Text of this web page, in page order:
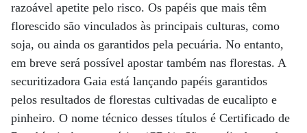
razoável apetite pelo risco. Os papéis que mais têm
florescido são vinculados às principais culturas, como
soja, ou ainda os garantidos pela pecuária. No entanto,
em breve será possível apostar também nas florestas. A
securitizadora Gaia está lançando papéis garantidos
pelos resultados de florestas cultivadas de eucalipto e
pinheiro. O nome técnico desses títulos é Certificado de